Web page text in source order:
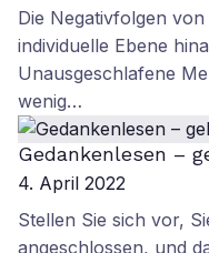
Die Negativfolgen
individuelle Ebene
Unausgeschlafene
wenig…
Gedankenlesen –
4. April 2022
Stellen Sie sich vor,
angeschlossen, und